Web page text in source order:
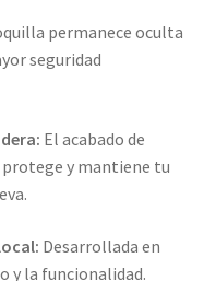
permanece oculta
seguridad
El acabado de
y mantiene tu
Desarrollada en
y la funcionalidad.